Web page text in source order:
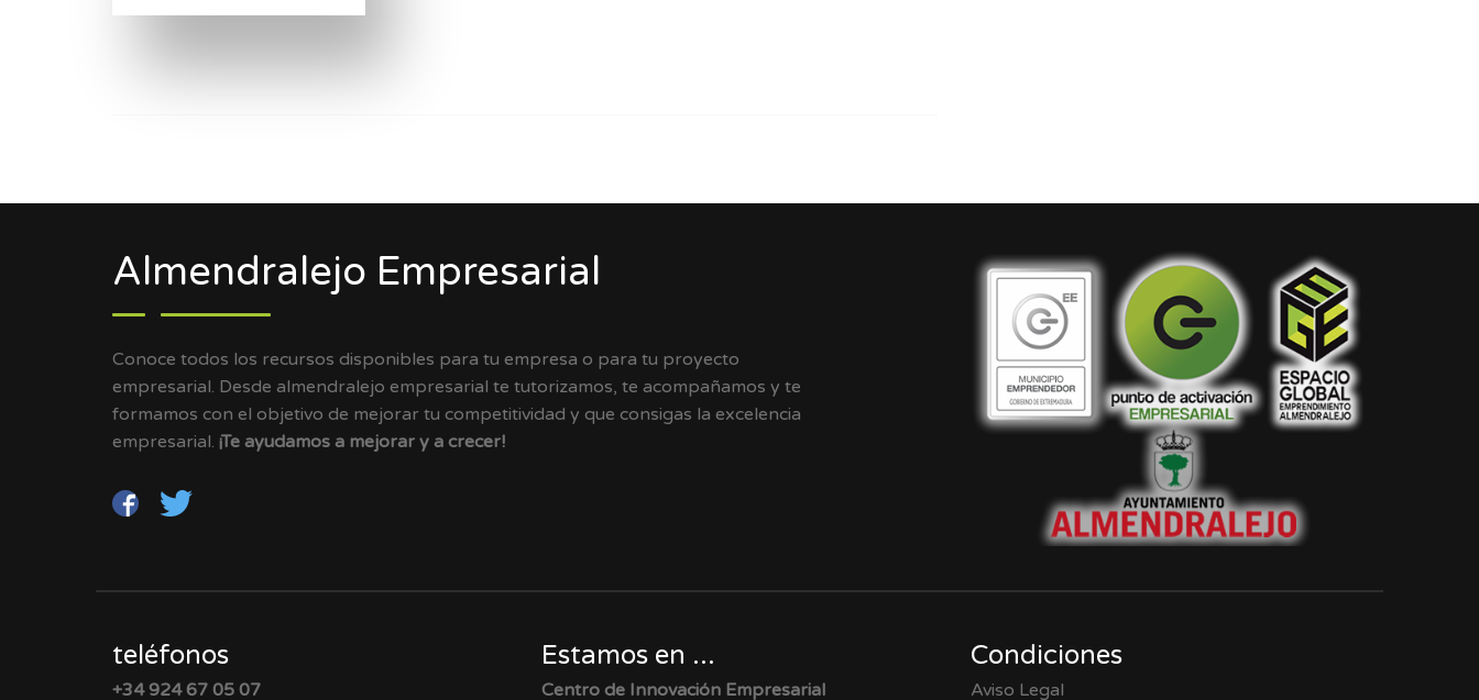
Almendralejo Empresarial
Conoce todos los recursos disponibles para tu empresa o para tu proyecto
empresarial. Desde almendralejo empresarial te tutorizamos, te acompañamos y te
formamos con el objetivo de mejorar tu competitividad y que consigas la excelencia
empresarial. ¡Te ayudamos a mejorar y a crecer!
teléfonos
+34 924 67 05 07
Estamos en ...
Centro de Innovación Empresarial
Condiciones
Aviso Legal